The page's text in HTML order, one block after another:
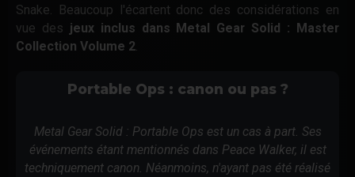
Snake. Beaucoup l'écartent donc des considérations en
vue des jeux inclus dans Metal Gear Solid : Master
Collection Volume 2
Portable Ops : canon ou pas ?
Metal Gear Solid : Portable Ops est un cas à part. Ses
événements étant mentionnés dans Peace Walker, il est
techniquement canon. Néanmoins, n'ayant pas été réalisé